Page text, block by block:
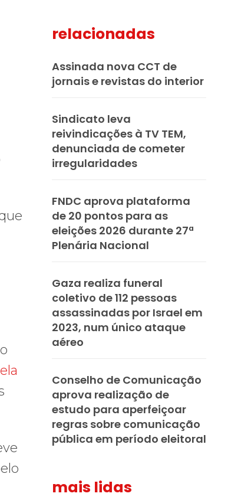
relacionadas
Assinada nova CCT de
jornais e revistas do interior
Sindicato leva
reivindicações à TV TEM,
denunciada de cometer
irregularidades
FNDC aprova plataforma
de 20 pontos para as
eleições 2026 durante 27ª
Plenária Nacional
Gaza realiza funeral
coletivo de 112 pessoas
assassinadas por Israel em
2023, num único ataque
aéreo
Conselho de Comunicação
aprova realização de
estudo para aperfeiçoar
regras sobre comunicação
pública em período eleitoral
mais lidas